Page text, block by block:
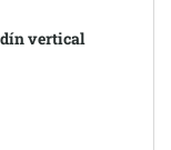
vertical